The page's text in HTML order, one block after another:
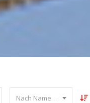
Nach Name sortieren